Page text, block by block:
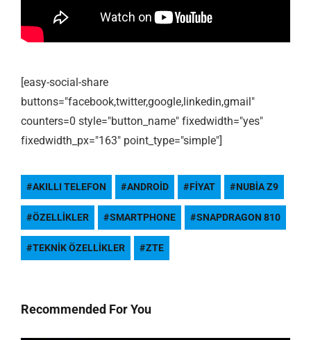
[easy-social-share
buttons="facebook,twitter,google,linkedin,gmail"
counters=0 style="button_name" fixedwidth="yes"
fixedwidth_px="163" point_type="simple"]
AKILLI TELEFON ANDROID FIYAT NUBIA Z9
ÖZELLIKLER SMARTPHONE SNAPDRAGON 810
TEKNIK ÖZELLIKLER ZTE
Recommended For You